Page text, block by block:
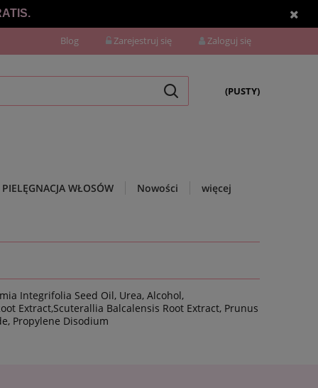
Blog Zarejestruj się Zaloguj się
(PUSTY)
PIELĘGNACJA WŁOSÓW Nowości więcej
Integrifolia Seed Oil, Urea, Alcohol,
Extract,Scuterallia Balcalensis Root Extract, Prunus
Propylene Disodium